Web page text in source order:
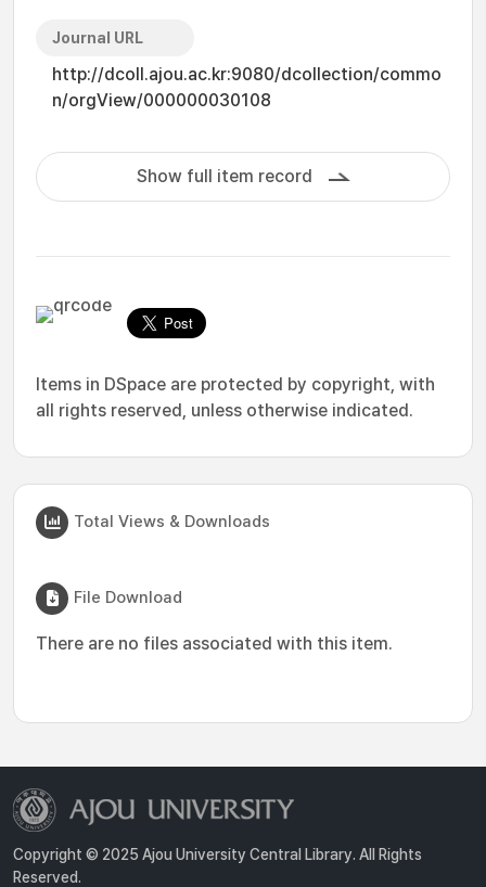
Journal URL
http://dcoll.ajou.ac.kr:9080/dcollection/commo
n/orgView/000000030108
Show full item record
Items in DSpace are protected by copyright, with
all rights reserved, unless otherwise indicated.
Total Views & Downloads
File Download
There are no files associated with this item.
Copyright © 2025 Ajou University Central Library. All Rights
Reserved.